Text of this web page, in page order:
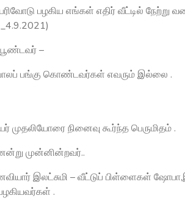
பழகிய எங்கள் எதிர் வீட்டில் நேற்று
_4.9.2021)
–
பங்கு கொண்டவர்கள் எவரும் இல்லை .
முதலியோரை நினைவு கூர்ந்த பெருமிதம் .
முன்னின்றவர்..
இலட்சுமி – வீட்டுப் பிள்ளைகள்
.